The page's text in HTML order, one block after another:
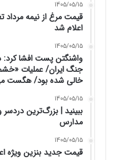
1405/05/15
قیمت مرغ از نیمه
اعلام شد
1405/05/15
واشنگتن پست افشا
جنگ ایران/ عملیات
خالی شده بود/ هگست
1405/05/15
ببینید | بزرگ‌ترین
مدارس
1405/05/15
قیمت جدید بنزین ویژه